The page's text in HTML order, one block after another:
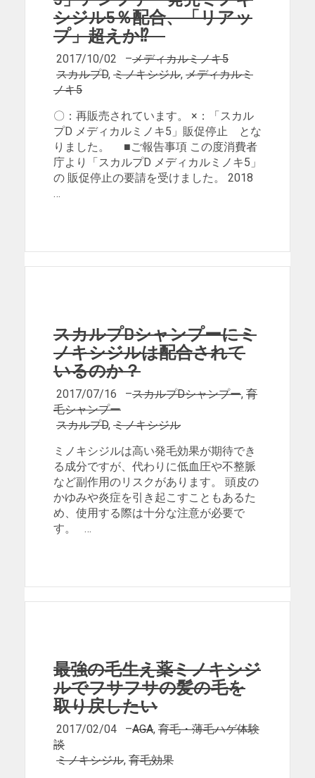
シジル5％配合、「リアッ
プ」超えか⁉
2017/10/02 –メディカルミノキ5
スカルプD, ミノキシジル, メディカルミ
ノキ5
〇：再販売されています。 ×：「スカル
プD メディカルミノキ5」販促停止 とな
りました。 ■ご報告事項 この度消費者
庁より「スカルプD メディカルミノキ5」
の 販促停止の要請を受けました。 2018
…
スカルプDシャンプーにミ
ノキシジルは配合されて
いるのか？
2017/07/16 –スカルプDシャンプー, 育
毛シャンプー
スカルプD, ミノキシジル
ミノキシジルは高い発毛効果が期待でき
る成分ですが、代わりに低血圧や不整脈
など副作用のリスクがあります。 頭皮の
かゆみや炎症を引き起こすこともあるた
め、使用する際は十分な注意が必要で
す。 …
最強の毛生え薬ミノキシジ
ルでフサフサの髪の毛を
取り戻したい
2017/02/04 –AGA, 育毛・薄毛ハゲ体験
談
ミノキシジル, 育毛効果